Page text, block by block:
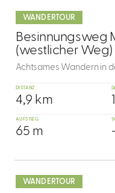
WANDERTOUR
6
Besinnungsweg
(westlicher Weg)
Achtsames Wandern in
DISTANZ
4,9 km
AUFSTIEG
65 m
dazu
WANDERTOUR
dazu